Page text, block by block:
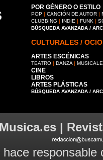
POR GÉNERO O ESTILO
POP | CANCIÓN DE AUTOR |
CLUBBING | INDIE | FUNK |
BÚSQUEDA AVANZADA /
CULTURALES / OCIO
ARTES ESCÉNICAS
TEATRO | DANZA |
CINE
LIBROS
ARTES PLÁSTICAS
BÚSQUEDA AVANZADA /
|